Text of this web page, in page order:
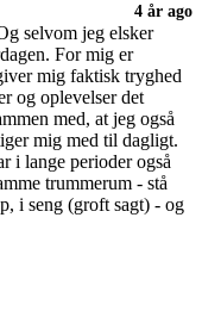
4 år ago
selvom jeg elsker
For mig er
mig faktisk tryghed
og oplevelser det
med, at jeg også
mig med til dagligt.
i lange perioder også
trummerum - stå
i seng (groft sagt) - og